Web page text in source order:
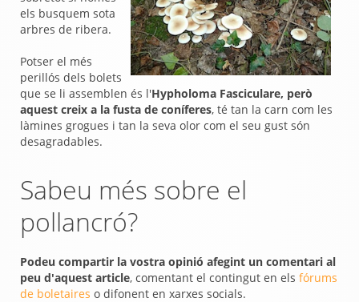
els busquem sota
arbres de ribera.
Potser el més
perillós dels bolets
que se li assemblen és l'Hypholoma Fasciculare, però
aquest creix a la fusta de coníferes, té tan la carn com les
làmines grogues i tan la seva olor com el seu gust són
desagradables.
Sabeu més sobre el
pollancró?
Podeu compartir la vostra opinió afegint un comentari al
peu d'aquest article, comentant el contingut en els fórums
de boletaires o difonent en xarxes socials.